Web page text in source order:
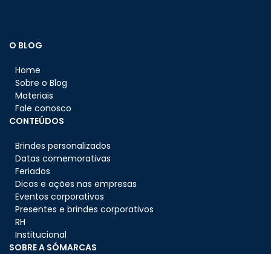
O BLOG
Home
Sobre o Blog
Materiais
Fale conosco
CONTEÚDOS
Brindes personalizados
Datas comemorativas
Feriados
Dicas e ações nas empresas
Eventos corporativos
Presentes e brindes corporativos
RH
Institucional
SOBRE A SÓMARCAS